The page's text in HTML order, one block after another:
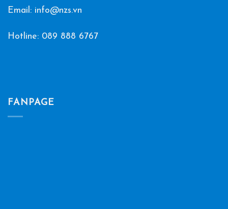
Email: info@nzs.vn
Hotline: 089 888 6767
FANPAGE